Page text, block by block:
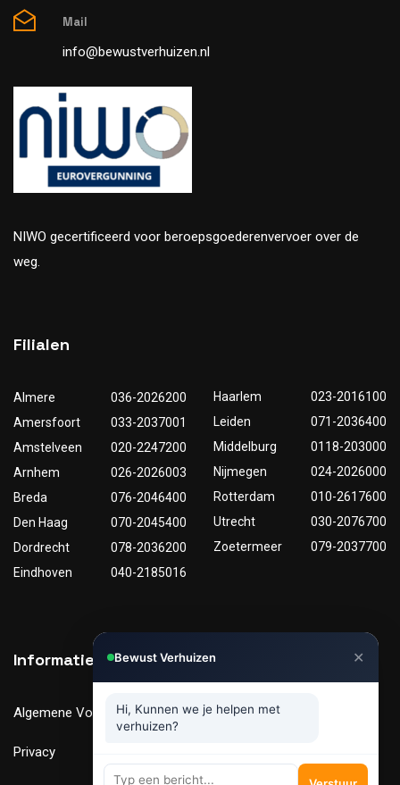
Mail
info@bewustverhuizen.nl
NIWO gecertificeerd voor beroepsgoederenvervoer over de
weg.
Filialen
Almere
036-2026200
Amersfoort
033-2037001
Amstelveen
020-2247200
Arnhem
026-2026003
Breda
076-2046400
Den Haag
070-2045400
Dordrecht
078-2036200
Eindhoven
040-2185016
Haarlem
023-2016100
Leiden
071-2036400
Middelburg
0118-203000
Nijmegen
024-2026000
Rotterdam
010-2617600
Utrecht
030-2076700
Zoetermeer
079-2037700
Informatie
Algemene Voorwaarden
Privacy
Nuttige links
Tarieven
Bewust Verhuizen ✕
Hi, Kunnen we je helpen met
verhuizen?